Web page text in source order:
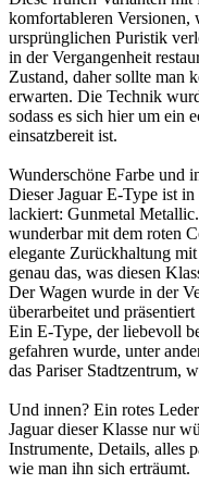
komfortableren Versionen,
ursprünglichen Puristik
in der Vergangenheit
Zustand, daher sollte man
erwarten. Die Technik
sodass es sich hier um ein
einsatzbereit ist.
Wunderschöne Farbe und
Dieser Jaguar E-Type ist
lackiert: Gunmetal
wunderbar mit dem roten
elegante Zurückhaltung
genau das, was diesen
Der Wagen wurde in der
überarbeitet und
Ein E-Type, der liebevoll
gefahren wurde, unter
das Pariser Stadtzentrum,
Und innen? Ein rotes
Jaguar dieser Klasse nur
Instrumente, Details, alles
wie man ihn sich erträumt.